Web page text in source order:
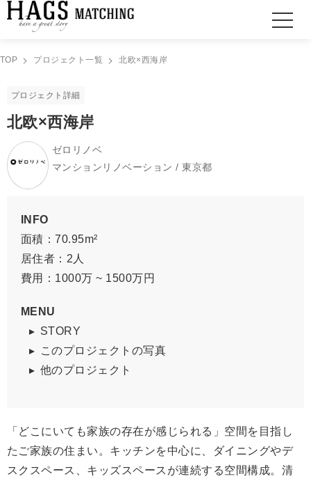
TOP プロジェクト一覧 北欧×西海岸
プロジェクト詳細
北欧×西海岸
ゼロリノベ
マンションリノベーション / 東京都
INFO
面積：70.95m²
居住者：2人
費用：1000万 ~ 1500万円
MENU
STORY
このプロジェクトの写真
他のプロジェクト
「どこにいても家族の存在が感じられる」空間を目指し
たご家族の住まい。キッチンを中心に、ダイニングやデ
スクスペース、キッズスペースが連続する空間構成。清